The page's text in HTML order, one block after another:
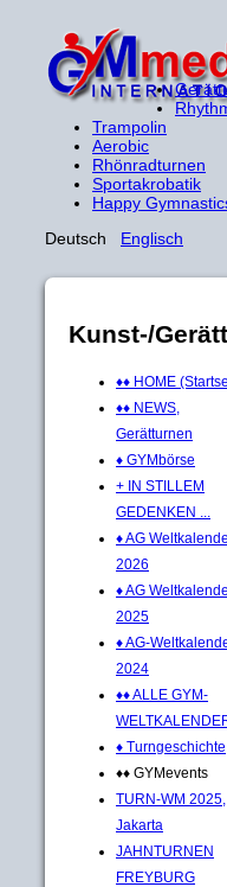
Trampolin
Aerobic
Rhönradturnen
Sportakrobatik
Happy
Deutsch Englisch
Kunst-/
♦♦ HOME
♦♦ NEWS,
Gerätturnen
♦ GYMbörse
+ IN STILLEM
GEDENKEN ...
♦ AG
2026
♦ AG
2025
♦ AG-
2024
♦♦ ALLE GYM-
♦ Turngeschichte
♦♦ GYMevents
TURN-WM 2025,
Jakarta
JAHNTURNEN
FREYBURG